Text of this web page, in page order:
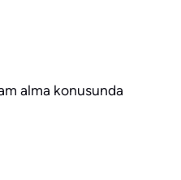
alma konusunda